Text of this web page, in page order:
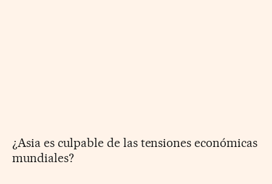
¿Asia es culpable de las tensiones económicas
mundiales?